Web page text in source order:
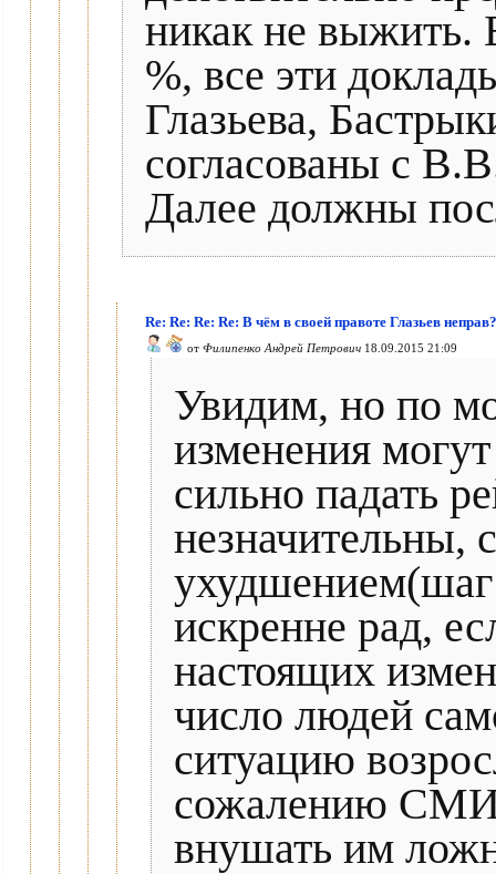
никак не выжить.
%, все эти
Глазьева,
согласованы с
Далее должны
Re: Re: Re: Re: В чём в своей правоте Глазьев неправ?
от Филипенко Андрей Петрович 18.09.2015 21:09
Увидим, но по
изменения
сильно падать
ухудшением(шаг
искренне рад,
настоящих
число людей
ситуацию
сожалению СМИ
внушать им